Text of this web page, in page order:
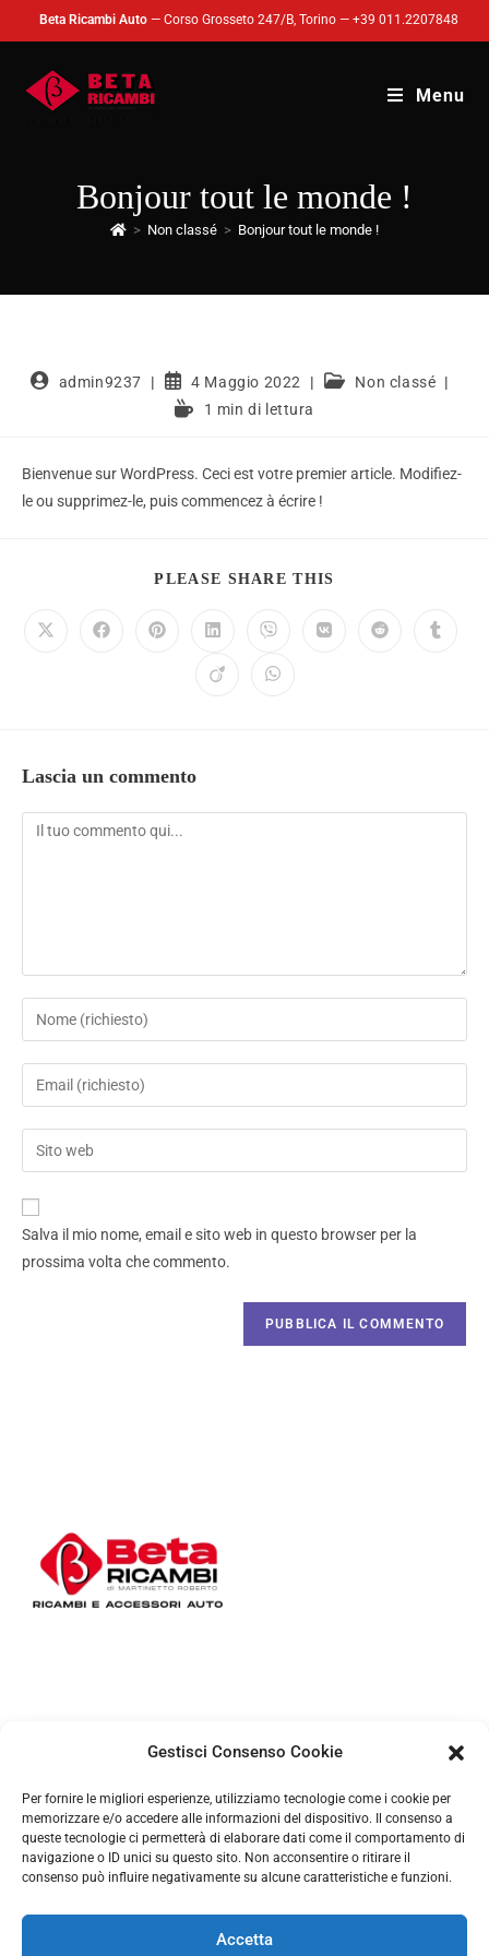
Gestisci Consenso Cookie
Per fornire le migliori esperienze, utilizziamo tecnologie come i cookie per
memorizzare e/o accedere alle informazioni del dispositivo. Il consenso a
queste tecnologie ci permetterà di elaborare dati come il comportamento di
navigazione o ID unici su questo sito. Non acconsentire o ritirare il
consenso può influire negativamente su alcune caratteristiche e funzioni.
Accetta
Beta Ricambi Auto — Corso Grosseto 247/B, Torino — +39 011.2207848
Menu
Bonjour tout le monde !
> Non classé > Bonjour tout le monde !
admin9237 4 Maggio 2022
Non classé
1 min di lettura
Bienvenue sur WordPress. Ceci est votre premier article. Modifiez-
le ou supprimez-le, puis commencez à écrire !
PLEASE SHARE THIS
Lascia un commento
Salva il mio nome, email e sito web in questo browser per la
prossima volta che commento.
Additivi
CORSO GROSSETO, 247/B